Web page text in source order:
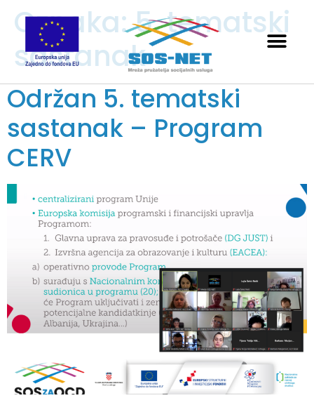
Oznaka:5. tematski
sastanak
Održan 5. tematski
sastanak – Program
CERV